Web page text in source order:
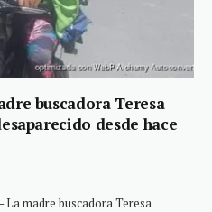
buscadora Teresa
desde hace
La madre buscadora Teresa